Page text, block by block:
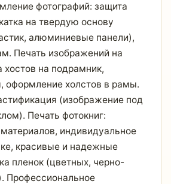
фотографий: защита
на твердую основу
алюминиевые панели),
Печать изображений на
хостов на подрамник,
оформление холстов в рамы.
(изображение под
Печать фотокниг:
индивидуальное
красивые и надежные
пленок (цветных, черно-
Профессиональное